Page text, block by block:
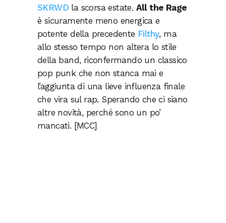
SKRWD la scorsa estate. All the Rage
è sicuramente meno energica e
potente della precedente Filthy, ma
allo stesso tempo non altera lo stile
della band, riconfermando un classico
pop punk che non stanca mai e
l’aggiunta di una lieve influenza finale
che vira sul rap. Sperando che ci siano
altre novità, perché sono un po’
mancati. [MCC]